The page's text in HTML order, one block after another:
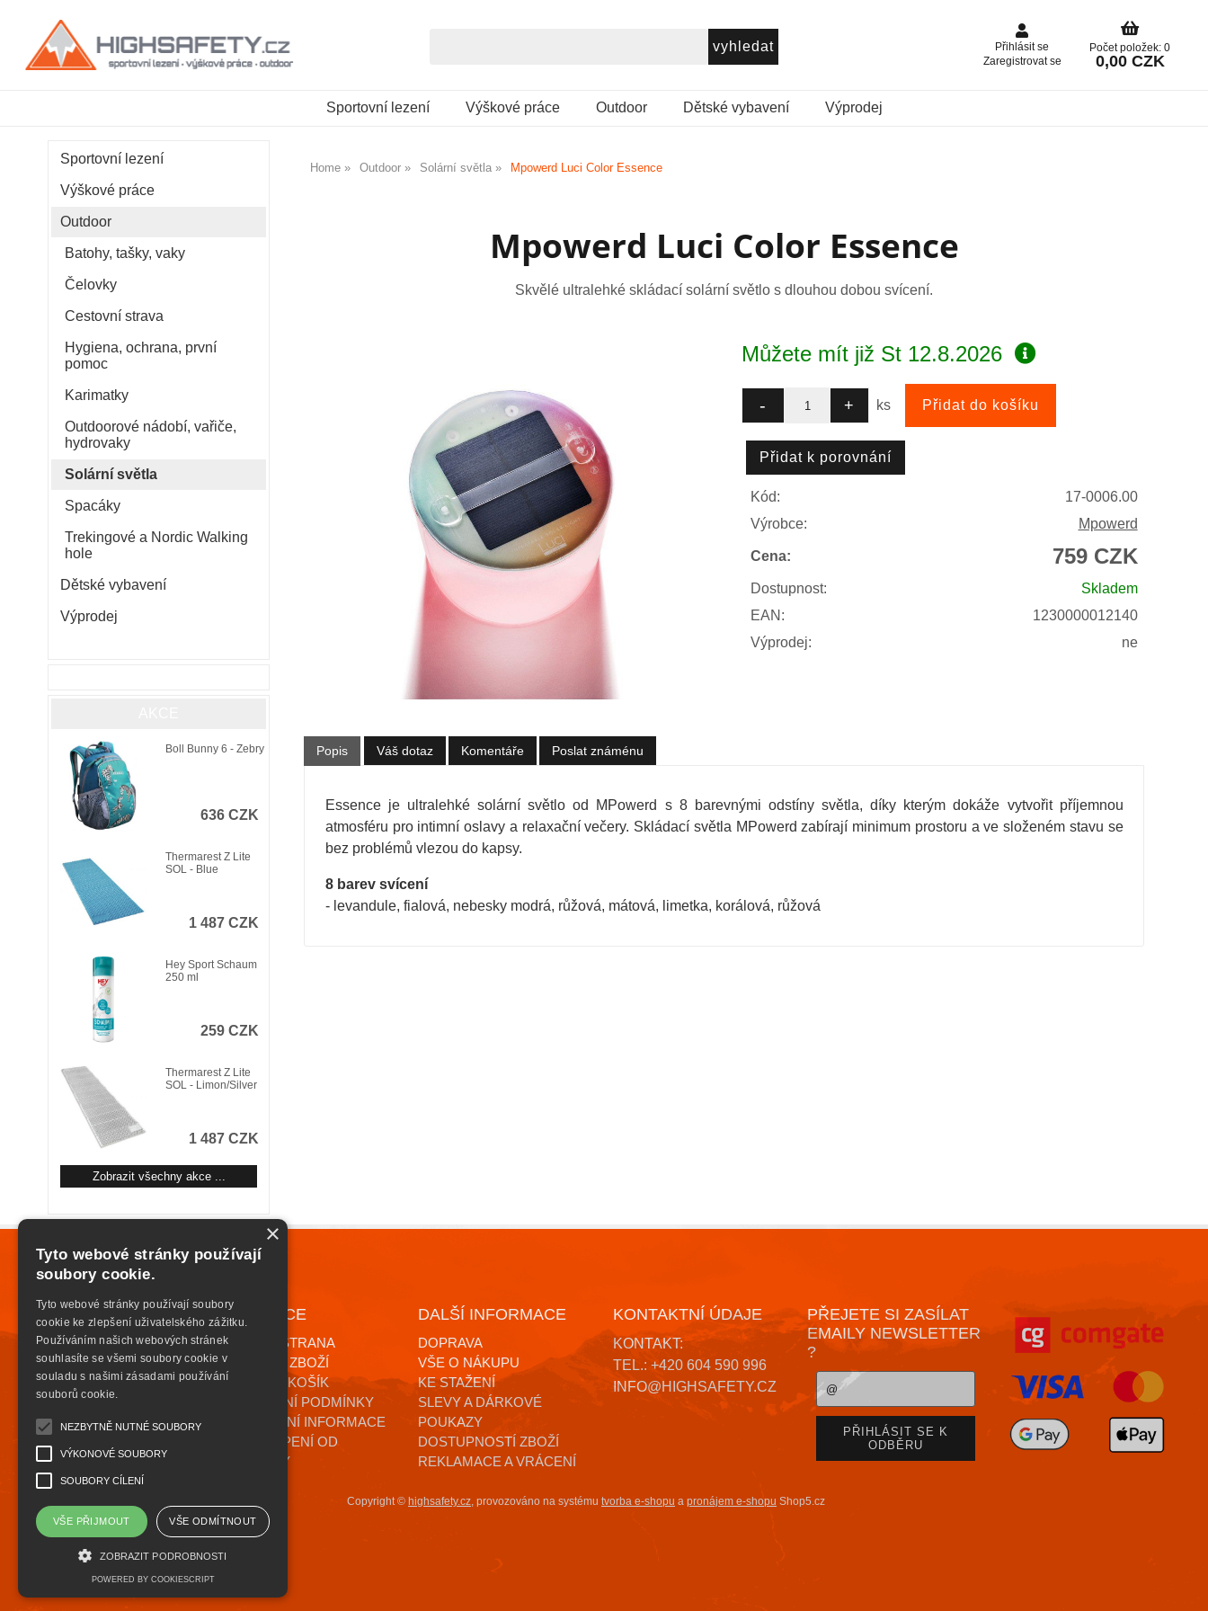
Přihlásit se
Zaregistrovat se
Počet položek: 0
0,00 CZK
Sportovní lezení Výškové práce Outdoor Dětské vybavení Výprodej
Home Outdoor Solární světla Mpowerd Luci Color Essence
Mpowerd Luci Color Essence
Skvělé ultralehké skládací solární světlo s dlouhou dobou svícení.
Můžete mít již St 12.8.2026
ks
Kód:
17-0006.00
Výrobce:
Mpowerd
Cena: 759 CZK
Dostupnost:
Skladem
EAN:
1230000012140
Výprodej:
ne
Popis Váš dotaz Komentáře Poslat známénu
Essence je ultralehké solární světlo od MPowerd s 8 barevnými odstíny světla, díky kterým dokáže vytvořit příjemnou
atmosféru pro intimní oslavy a relaxační večery. Skládací světla MPowerd zabírají minimum prostoru a ve složeném stavu se
bez problémů vlezou do kapsy.
8 barev svícení
- levandule, fialová, nebesky modrá, růžová, mátová, limetka, korálová, růžová
Sportovní lezení
Výškové práce
Outdoor
Batohy, tašky, vaky
Čelovky
Cestovní strava
Hygiena, ochrana, první
pomoc
Karimatky
Outdoorové nádobí, vařiče,
hydrovaky
Solární světla
Spacáky
Trekingové a Nordic Walking
hole
Dětské vybavení
Výprodej
Boll Bunny 6 - Zebry
636 CZK
Thermarest Z Lite
SOL - Blue
1 487 CZK
Hey Sport Schaum
250 ml
259 CZK
Thermarest Z Lite
SOL - Limon/Silver
1 487 CZK
Zobrazit všechny akce ...
+420 776 085 559
INFO@HIGHSAFETY.CZ
NAVIGACE
ÚVODNÍ STRANA
KATALOG ZBOŽÍ
NÁKUPNÍ KOŠÍK
OBCHODNÍ PODMÍNKY
KONTAKTNÍ INFORMACE
ODSTOUPENÍ OD
SMLOUVY
DALŠÍ INFORMACE
DOPRAVA
VŠE O NÁKUPU
KE STAŽENÍ
SLEVY A DÁRKOVÉ
POUKAZY
DOSTUPNOSTÍ ZBOŽÍ
REKLAMACE A VRÁCENÍ
KONTAKTNÍ ÚDAJE
KONTAKT:
TEL.: +420 604 590 996
INFO@HIGHSAFETY.CZ
PŘEJETE SI ZASÍLAT
EMAILY NEWSLETTER
?
Copyright © highsafety.cz, provozováno na systému tvorba e-shopu a pronájem e-shopu Shop5.cz
×
Tyto webové stránky používají
soubory cookie.
Tyto webové stránky používají soubory
cookie ke zlepšení uživatelského zážitku.
Používáním našich webových stránek
souhlasíte se všemi soubory cookie v
souladu s našimi zásadami používání
souborů cookie.
NEZBYTNĚ NUTNÉ SOUBORY
VÝKONOVÉ SOUBORY
SOUBORY CÍLENÍ
VŠE PŘIJMOUT VŠE ODMÍTNOUT
ZOBRAZIT PODROBNOSTI
POWERED BY COOKIESCRIPT